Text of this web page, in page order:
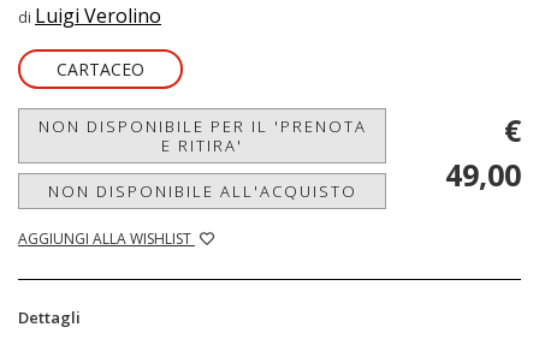
di Luigi Verolino
CARTACEO
NON DISPONIBILE PER IL 'PRENOTA
E RITIRA'
NON DISPONIBILE ALL'ACQUISTO
AGGIUNGI ALLA WISHLIST
€
49,00
Dettagli